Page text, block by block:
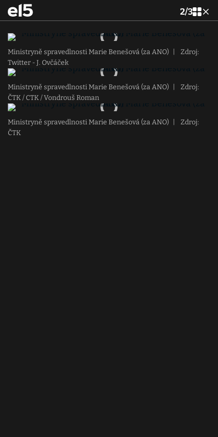
2/3
Ministryně spravedlnosti Marie Benešová (za ANO)
Zdroj:
Twitter - J. Ovčáček
Ministryně spravedlnosti Marie Benešová (za ANO)
Zdroj:
ČTK / CTK / Vondrouš Roman
Ministryně spravedlnosti Marie Benešová (za ANO)
Zdroj:
ČTK